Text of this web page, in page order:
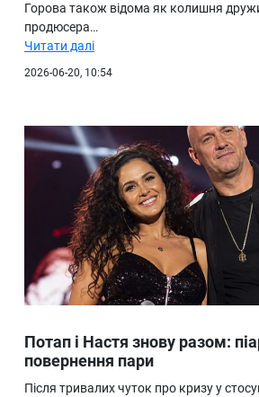
Горова також відома як колишня
продюсера…
Читати далі
2026-06-20, 10:54
Потап і Настя знову разом:
повернення пари
Після тривалих чуток про кризу у